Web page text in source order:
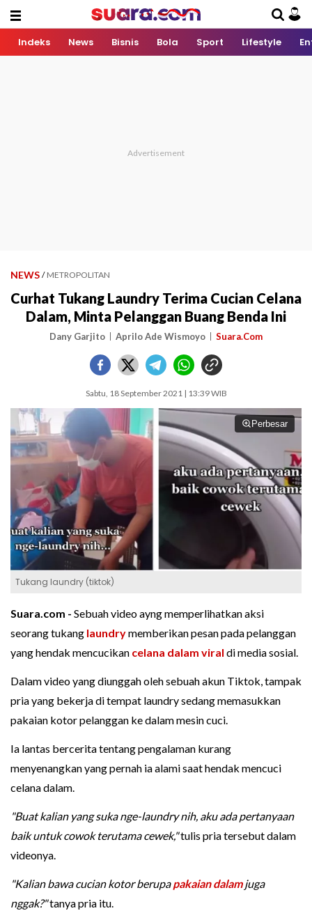
Indeks News Bisnis Bola Sport Lifestyle
NEWS / METROPOLITAN
Curhat Tukang Laundry Terima Cucian Celana
Dalam, Minta Pelanggan Buang Benda Ini
Dany Garjito Aprilo Ade Wismoyo Suara.Com
Sabtu, 18 September 2021 | 13:39 WIB
Perbesar
Tukang laundry (tiktok)
Suara.com - Sebuah video ayng memperlihatkan aksi
seorang tukang laundrymemberikan pesan pada pelanggan
yang hendak mencucikan celana dalam viral di media sosial.
Dalam video yang diunggah oleh sebuah akun Tiktok, tampak
pria yang bekerja di tempat laundry sedang memasukkan
pakaian kotor pelanggan ke dalam mesin cuci.
Ia lantas bercerita tentang pengalaman kurang
menyenangkan yang pernah ia alami saat hendak mencuci
celana dalam.
"Buat kalian yang suka nge-laundry nih, aku ada pertanyaan
baik untuk cowok terutama cewek,"tulis pria tersebut dalam
videonya.
"Kalian bawa cucian kotor berupapakaian dalamjuga
nggak?"tanya pria itu.